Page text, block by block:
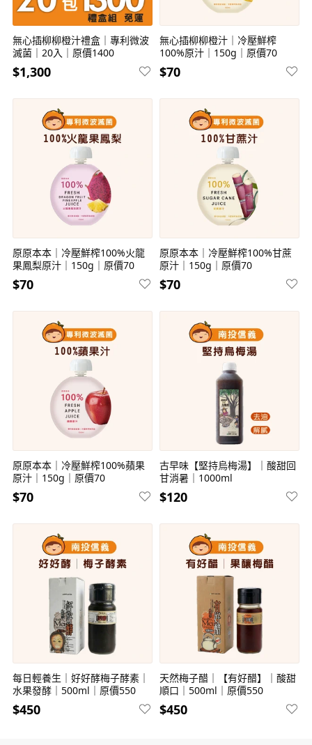
無心插柳柳橙汁禮盒｜專利微波
滅菌｜20入｜原價1400
$1,300
無心插柳柳橙汁｜冷壓鮮榨
100%原汁｜150g｜原價70
$70
原原本本｜冷壓鮮榨100%火龍
果鳳梨原汁｜150g｜原價70
$70
原原本本｜冷壓鮮榨100%甘蔗
原汁｜150g｜原價70
$70
原原本本｜冷壓鮮榨100%蘋果
原汁｜150g｜原價70
$70
古早味【堅持烏梅湯】｜酸甜回
甘消暑｜1000ml
$120
每日輕養生｜好好酵梅子酵素｜
水果發酵｜500ml｜原價550
$450
天然梅子醋｜【有好醋】｜酸甜
順口｜500ml｜原價550
$450